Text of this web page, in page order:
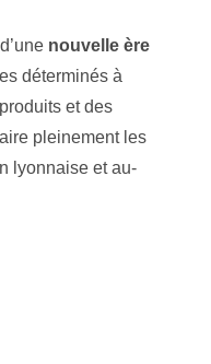
nouvelle ère
déterminés à
et des
pleinement les
lyonnaise et au-